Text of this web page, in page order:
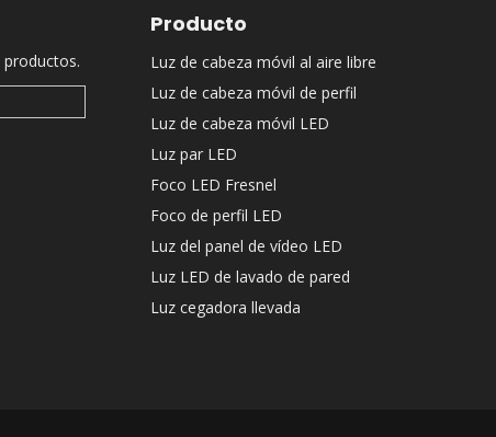
Producto
Luz de cabeza móvil al aire libre
Luz de cabeza móvil de perfil
Luz de cabeza móvil LED
Luz par LED
Foco LED Fresnel
Foco de perfil LED
Luz del panel de vídeo LED
Luz LED de lavado de pared
Luz cegadora llevada